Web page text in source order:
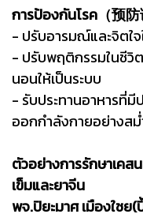
การป้องกันโรค（预防
- ปรับอารมณ์และจิตใ
- ปรับพฤติกรรมในชีวิต
นอนให้เป็นระบบ
- รับประทานอาหารที่มี
ออกกำลังกายอย่างสม่
ตัวอย่างการรักษาเค
เข็มและยาจีน
พจ.ปิยะมาศ เมืองใชย